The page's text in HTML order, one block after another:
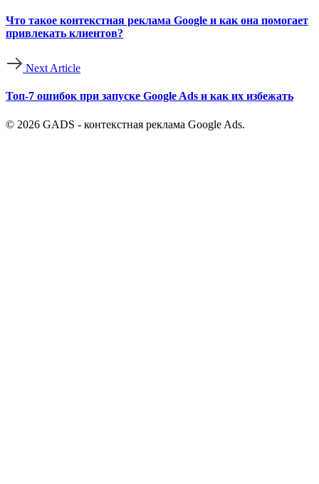
Что такое контекстная реклама Google и как она помогает
привлекать клиентов?
Next Article
Топ-7 ошибок при запуске Google Ads и как их избежать
© 2026 GADS - контекстная реклама Google Ads.